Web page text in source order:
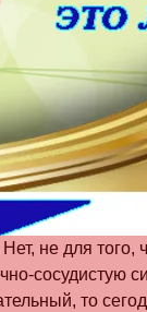
не для того,
сосудистую
то